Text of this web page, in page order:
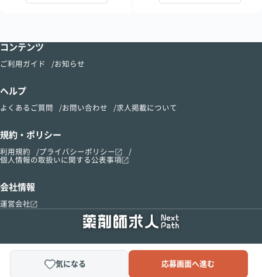
気になる 応募画面へ進む
コンテンツ
ご利用ガイド お知らせ
ヘルプ
よくあるご質問 お問い合わせ 求人掲載について
規約・ポリシー
利用規約
プライバシーポリシー
個人情報の取扱いに関する公表事項
会社情報
運営会社